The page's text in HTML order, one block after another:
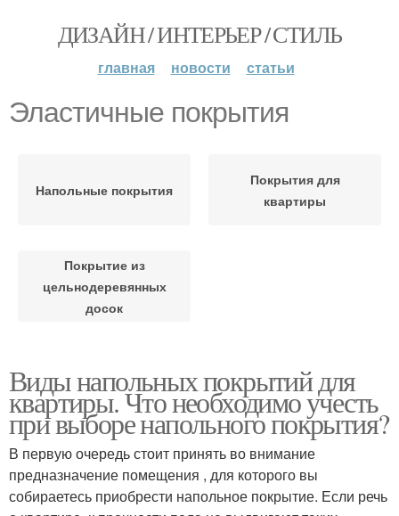
ДИЗАЙН / ИНТЕРЬЕР / СТИЛЬ
главная новости статьи
Эластичные покрытия
Напольные покрытия
Покрытия для
квартиры
Покрытие из
цельнодеревянных
досок
Виды напольных покрытий для
квартиры. Что необходимо учесть
при выборе напольного покрытия?
В первую очередь стоит принять во внимание
предназначение помещения , для которого вы
собираетесь приобрести напольное покрытие. Если речь